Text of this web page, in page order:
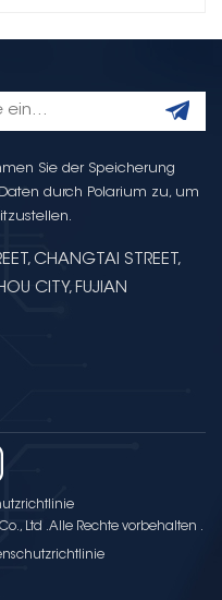
Sie der Speicherung
durch Polarium zu, um
CHANGTAI STREET,
CITY, FUJIAN
Ltd .Alle Rechte vorbehalten .